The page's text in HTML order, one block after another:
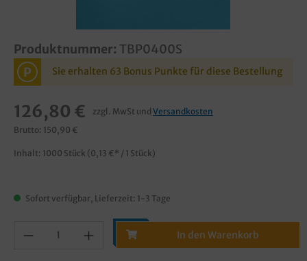
Produktnummer: TBP0400S
P Sie erhalten 63 Bonus Punkte für diese Bestellung
126,80 € zzgl. MwSt und Versandkosten
Brutto: 150,90 €
Inhalt: 1000 Stück (0,13 €* / 1 Stück)
Sofort verfügbar, Lieferzeit: 1-3 Tage
In den Warenkorb